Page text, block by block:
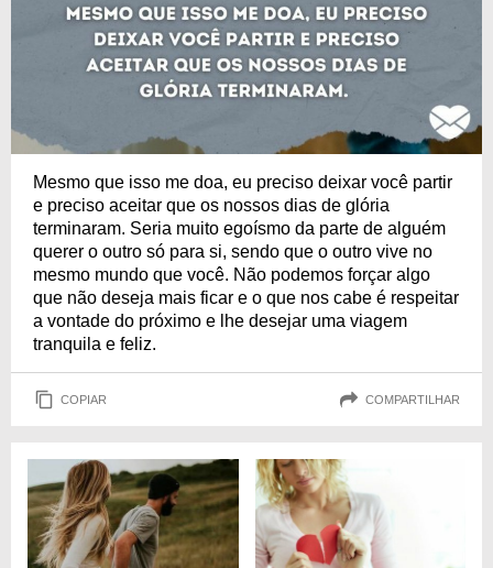
Mesmo que isso me doa, eu preciso deixar você partir
e preciso aceitar que os nossos dias de glória
terminaram. Seria muito egoísmo da parte de alguém
querer o outro só para si, sendo que o outro vive no
mesmo mundo que você. Não podemos forçar algo
que não deseja mais ficar e o que nos cabe é respeitar
a vontade do próximo e lhe desejar uma viagem
tranquila e feliz.
COPIAR COMPARTILHAR